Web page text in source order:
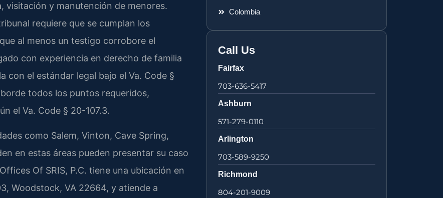
visitación y manutención de menores.
requiere que se cumplan los
al menos un testigo corrobore el
con experiencia en derecho de familia
con el estándar legal bajo el Va. Code §
todos los puntos requeridos,
el Va. Code § 20-107.3.
como Salem, Vinton, Cave Spring,
en estas áreas pueden presentar su caso
Of SRIS, P.C. tiene una ubicación en
Woodstock, VA 22664, y atiende a
Colombia
Call Us
Fairfax
703-636-5417
Ashburn
571-279-0110
Arlington
703-589-9250
Richmond
804-201-9009